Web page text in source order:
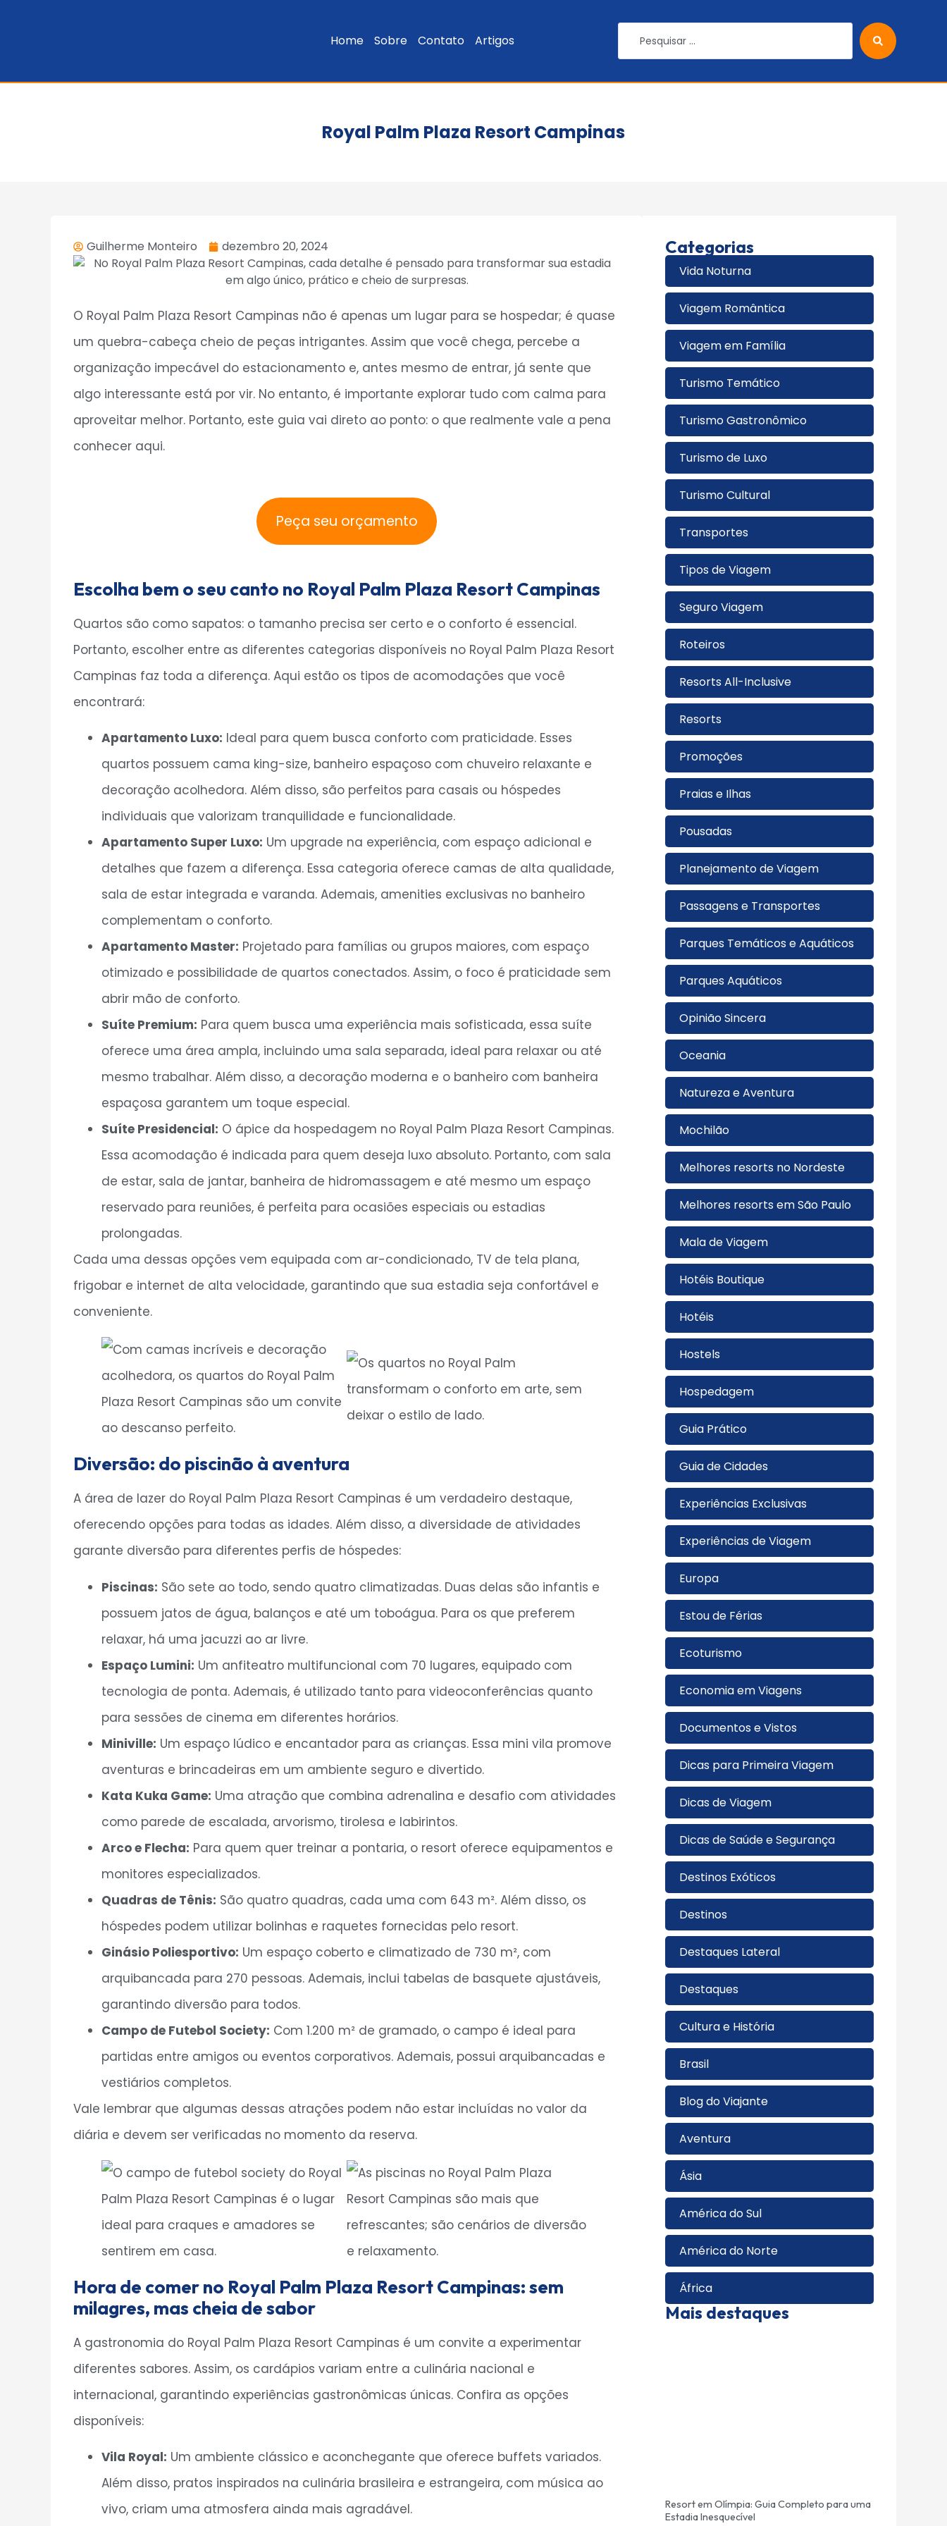
Home Sobre Contato Artigos
Royal Palm Plaza Resort Campinas
Guilherme Monteiro dezembro 20, 2024
O Royal Palm Plaza Resort Campinas não é apenas um lugar para se hospedar; é quase
um quebra-cabeça cheio de peças intrigantes. Assim que você chega, percebe a
organização impecável do estacionamento e, antes mesmo de entrar, já sente que
algo interessante está por vir. No entanto, é importante explorar tudo com calma para
aproveitar melhor. Portanto, este guia vai direto ao ponto: o que realmente vale a pena
conhecer aqui.
Peça seu orçamento
Escolha bem o seu canto no Royal Palm Plaza Resort Campinas
Quartos são como sapatos: o tamanho precisa ser certo e o conforto é essencial.
Portanto, escolher entre as diferentes categorias disponíveis no Royal Palm Plaza Resort
Campinas faz toda a diferença. Aqui estão os tipos de acomodações que você
encontrará:
Apartamento Luxo: Ideal para quem busca conforto com praticidade. Esses
quartos possuem cama king-size, banheiro espaçoso com chuveiro relaxante e
decoração acolhedora. Além disso, são perfeitos para casais ou hóspedes
individuais que valorizam tranquilidade e funcionalidade.
Apartamento Super Luxo: Um upgrade na experiência, com espaço adicional e
detalhes que fazem a diferença. Essa categoria oferece camas de alta qualidade,
sala de estar integrada e varanda. Ademais, amenities exclusivas no banheiro
complementam o conforto.
Apartamento Master: Projetado para famílias ou grupos maiores, com espaço
otimizado e possibilidade de quartos conectados. Assim, o foco é praticidade sem
abrir mão de conforto.
Suíte Premium: Para quem busca uma experiência mais sofisticada, essa suíte
oferece uma área ampla, incluindo uma sala separada, ideal para relaxar ou até
mesmo trabalhar. Além disso, a decoração moderna e o banheiro com banheira
espaçosa garantem um toque especial.
Suíte Presidencial: O ápice da hospedagem no Royal Palm Plaza Resort Campinas.
Essa acomodação é indicada para quem deseja luxo absoluto. Portanto, com sala
de estar, sala de jantar, banheira de hidromassagem e até mesmo um espaço
reservado para reuniões, é perfeita para ocasiões especiais ou estadias
prolongadas.
Cada uma dessas opções vem equipada com ar-condicionado, TV de tela plana,
frigobar e internet de alta velocidade, garantindo que sua estadia seja confortável e
conveniente.
Diversão: do piscinão à aventura
A área de lazer do Royal Palm Plaza Resort Campinas é um verdadeiro destaque,
oferecendo opções para todas as idades. Além disso, a diversidade de atividades
garante diversão para diferentes perfis de hóspedes:
Piscinas: São sete ao todo, sendo quatro climatizadas. Duas delas são infantis e
possuem jatos de água, balanços e até um toboágua. Para os que preferem
relaxar, há uma jacuzzi ao ar livre.
Espaço Lumini: Um anfiteatro multifuncional com 70 lugares, equipado com
tecnologia de ponta. Ademais, é utilizado tanto para videoconferências quanto
para sessões de cinema em diferentes horários.
Miniville: Um espaço lúdico e encantador para as crianças. Essa mini vila promove
aventuras e brincadeiras em um ambiente seguro e divertido.
Kata Kuka Game: Uma atração que combina adrenalina e desafio com atividades
como parede de escalada, arvorismo, tirolesa e labirintos.
Arco e Flecha: Para quem quer treinar a pontaria, o resort oferece equipamentos e
monitores especializados.
Quadras de Tênis: São quatro quadras, cada uma com 643 m². Além disso, os
hóspedes podem utilizar bolinhas e raquetes fornecidas pelo resort.
Ginásio Poliesportivo: Um espaço coberto e climatizado de 730 m², com
arquibancada para 270 pessoas. Ademais, inclui tabelas de basquete ajustáveis,
garantindo diversão para todos.
Campo de Futebol Society: Com 1.200 m² de gramado, o campo é ideal para
partidas entre amigos ou eventos corporativos. Ademais, possui arquibancadas e
vestiários completos.
Vale lembrar que algumas dessas atrações podem não estar incluídas no valor da
diária e devem ser verificadas no momento da reserva.
Hora de comer no Royal Palm Plaza Resort Campinas: sem
milagres, mas cheia de sabor
A gastronomia do Royal Palm Plaza Resort Campinas é um convite a experimentar
diferentes sabores. Assim, os cardápios variam entre a culinária nacional e
internacional, garantindo experiências gastronômicas únicas. Confira as opções
disponíveis:
Vila Royal: Um ambiente clássico e aconchegante que oferece buffets variados.
Além disso, pratos inspirados na culinária brasileira e estrangeira, com música ao
vivo, criam uma atmosfera ainda mais agradável.
Categorias
Vida Noturna
Viagem Romântica
Viagem em Família
Turismo Temático
Turismo Gastronômico
Turismo de Luxo
Turismo Cultural
Transportes
Tipos de Viagem
Seguro Viagem
Roteiros
Resorts All-Inclusive
Resorts
Promoções
Praias e Ilhas
Pousadas
Planejamento de Viagem
Passagens e Transportes
Parques Temáticos e Aquáticos
Parques Aquáticos
Opinião Sincera
Oceania
Natureza e Aventura
Mochilão
Melhores resorts no Nordeste
Melhores resorts em São Paulo
Mala de Viagem
Hotéis Boutique
Hotéis
Hostels
Hospedagem
Guia Prático
Guia de Cidades
Experiências Exclusivas
Experiências de Viagem
Europa
Estou de Férias
Ecoturismo
Economia em Viagens
Documentos e Vistos
Dicas para Primeira Viagem
Dicas de Viagem
Dicas de Saúde e Segurança
Destinos Exóticos
Destinos
Destaques Lateral
Destaques
Cultura e História
Brasil
Blog do Viajante
Aventura
Ásia
América do Sul
América do Norte
África
Mais destaques
Resort em Olímpia: Guia Completo para uma
Estadia Inesquecível